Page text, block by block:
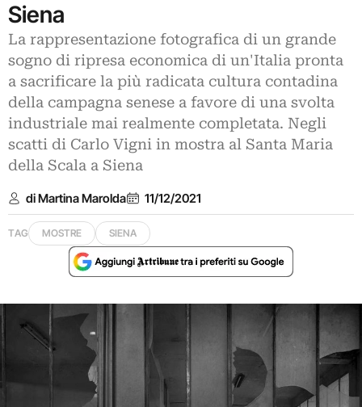
Siena
La rappresentazione fotografica di un grande
sogno di ripresa economica di un'Italia pronta
a sacrificare la più radicata cultura contadina
della campagna senese a favore di una svolta
industriale mai realmente completata. Negli
scatti di Carlo Vigni in mostra al Santa Maria
della Scala a Siena
di Martina Marolda 11/12/2021
TAG MOSTRE SIENA